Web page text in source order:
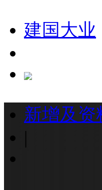
建国大业
新增及资
|